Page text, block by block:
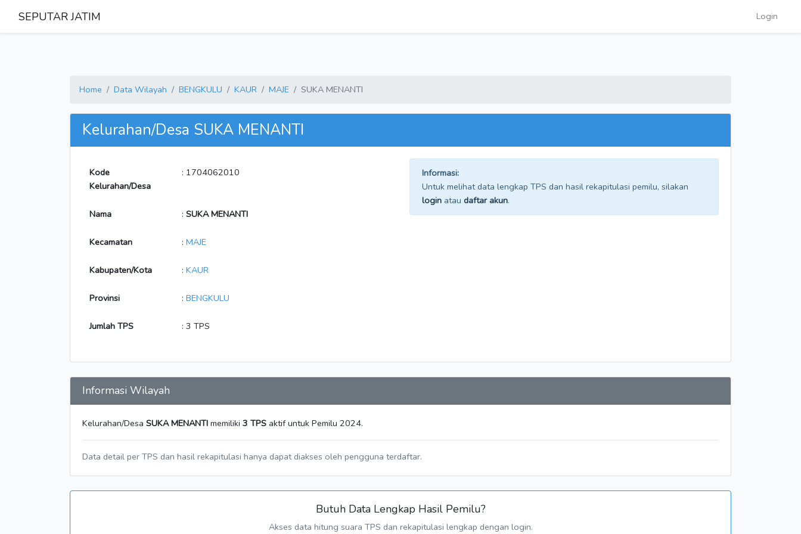
SEPUTAR JATIM Login
Home Data Wilayah BENGKULU KAUR MAJE SUKA MENANTI
Kelurahan/Desa SUKA MENANTI
Kode
Kelurahan/Desa
: 1704062010
Nama : SUKA MENANTI
Kecamatan : MAJE
Kabupaten/Kota : KAUR
Provinsi : BENGKULU
Jumlah TPS : 3 TPS
Informasi:
Untuk melihat data lengkap TPS dan hasil rekapitulasi pemilu, silakan
login atau daftar akun.
Informasi Wilayah
Kelurahan/Desa SUKA MENANTI memiliki 3 TPS aktif untuk Pemilu 2024.
Data detail per TPS dan hasil rekapitulasi hanya dapat diakses oleh pengguna terdaftar.
Butuh Data Lengkap Hasil Pemilu?
Akses data hitung suara TPS dan rekapitulasi lengkap dengan login.